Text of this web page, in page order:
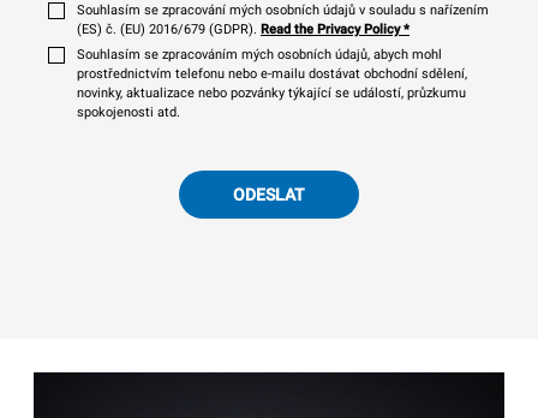
Souhlasím se zpracování mých osobních údajů v souladu s nařízením
(ES) č. (EU) 2016/679 (GDPR). Read the Privacy Policy*
Souhlasím se zpracováním mých osobních údajů, abych mohl
prostřednictvím telefonu nebo e-mailu dostávat obchodní sdělení,
novinky, aktualizace nebo pozvánky týkající se událostí, průzkumu
spokojenosti atd.
ODESLAT